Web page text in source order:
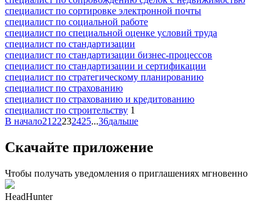
специалист по сортировке электронной почты
специалист по социальной работе
специалист по специальной оценке условий труда
специалист по стандартизации
специалист по стандартизации бизнес-процессов
специалист по стандартизации и сертификации
специалист по стратегическому планированию
специалист по страхованию
специалист по страхованию и кредитованию
специалист по строительству 1
В начало21 22232425...36дальше
Скачайте приложение
Чтобы получать уведомления о приглашениях мгновенно
HeadHunter